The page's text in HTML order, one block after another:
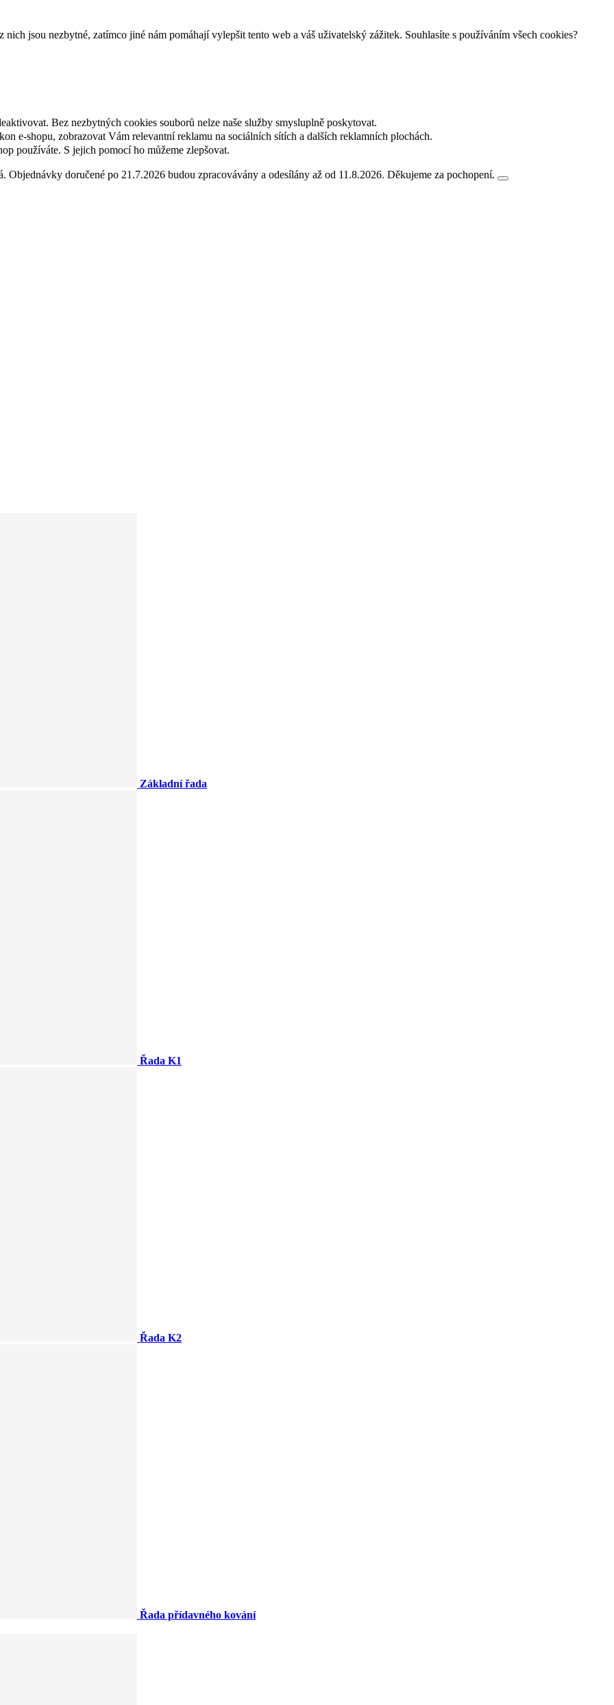
jsou nezbytné, zatímco jiné nám pomáhají vylepšit tento web a váš uživatelský zážitek. Souhlasíte s používáním všech cookies?
Bez nezbytných cookies souborů nelze naše služby smysluplně poskytovat.
e-shopu, zobrazovat Vám relevantní reklamu na sociálních sítích a dalších reklamních plochách.
používáte. S jejich pomocí ho můžeme zlepšovat.
doručené po 21.7.2026 budou zpracovávány a odesílány až od 11.8.2026. Děkujeme za pochopení.
Základní řada
Řada K1
Řada K2
Řada přídavného kování